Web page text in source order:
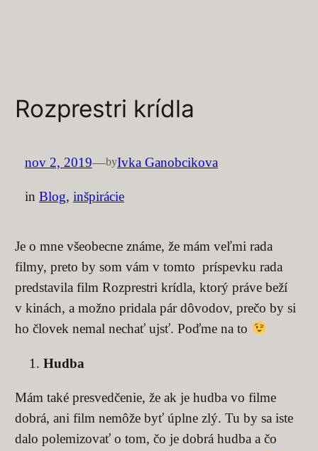
Rozprestri krídla
nov 2, 2019—byIvka Ganobcikova
in Blog, inšpirácie
Je o mne všeobecne známe, že mám veľmi rada
filmy, preto by som vám v tomto príspevku rada
predstavila film Rozprestri krídla, ktorý práve beží
v kinách, a možno pridala pár dôvodov, prečo by si
ho človek nemal nechať ujsť. Poďme na to
Hudba
Mám také presvedčenie, že ak je hudba vo filme
dobrá, ani film nemôže byť úplne zlý. Tu by sa iste
dalo polemizovať o tom, čo je dobrá hudba a čo